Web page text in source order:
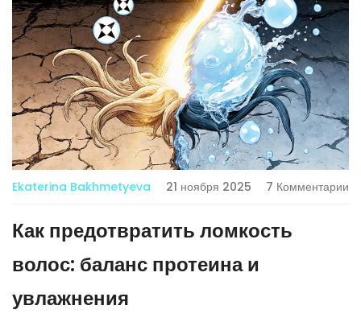
Ekaterina Bakhmetyeva 21 ноября 2025 7 Комментарии
Как предотвратить ломкость
волос: баланс протеина и
увлажнения